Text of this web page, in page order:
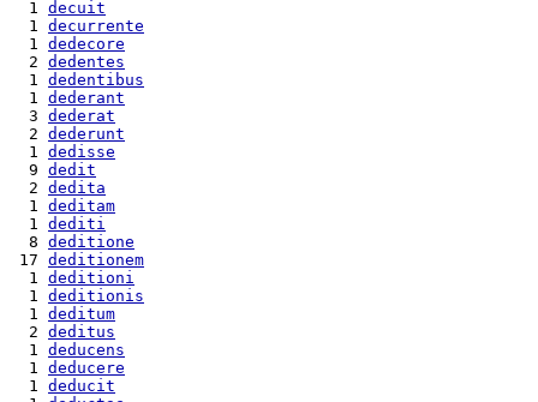
  1
decuit
  1
decurrente
  1
dedecore
  2
dedentes
  1
dedentibus
  1
dederant
  3
dederat
  2
dederunt
  1
dedisse
  9
dedit
  2
dedita
  1
deditam
  1
dediti
  8
deditione
17 deditionem
  1
deditioni
  1
deditionis
  1
deditum
  2
deditus
  1
deducens
  1
deducere
  1
deducit